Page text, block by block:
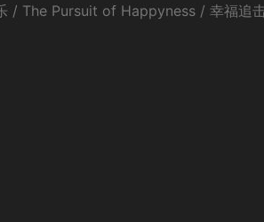
/ The Pursuit of Happyness / 幸福追